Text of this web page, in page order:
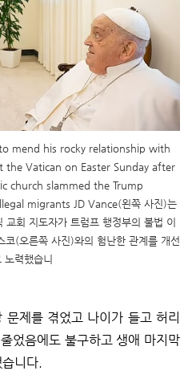
mend his rocky relationship with
Vatican on Easter Sunday after
church slammed the Trump
migrants JD Vance(왼쪽 사진)는
회 지도자가 트럼프 행정부의 불법 이
코(오른쪽 사진)와의 험난한 관계를 개선
노력했습니
제를 겪었고 나이가 들고 허리
었음에도 불구하고 생애 마지막
니다.